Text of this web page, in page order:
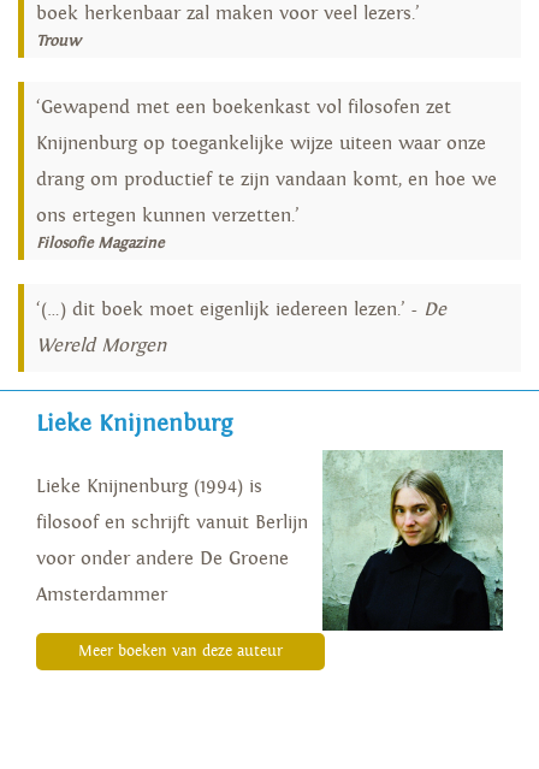
boek herkenbaar zal maken voor veel lezers.’
Trouw
‘Gewapend met een boekenkast vol filosofen zet
Knijnenburg op toegankelijke wijze uiteen waar onze
drang om productief te zijn vandaan komt, en hoe we
ons ertegen kunnen verzetten.’
Filosofie Magazine
‘(…) dit boek moet eigenlijk iedereen lezen.’ - De
Wereld Morgen
Lieke Knijnenburg
Lieke Knijnenburg (1994) is
filosoof en schrijft vanuit Berlijn
voor onder andere De Groene
Amsterdammer
Meer boeken van deze auteur